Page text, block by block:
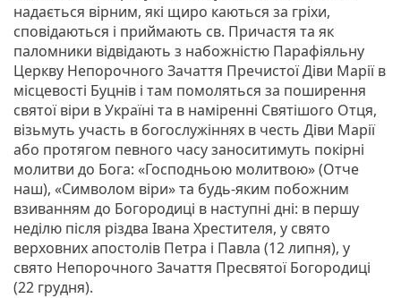
надається вірним, які щиро каються за гріхи,
сповідаються і приймають св. Причастя та як
паломники відвідають з набожністю Парафіяльну
Церкву Непорочного Зачаття Пречистої Діви Марії в
місцевості Буцнів і там помоляться за поширення
святої віри в Україні та в наміренні Святішого Отця,
візьмуть участь в богослужіннях в честь Діви Марії
або протягом певного часу заноситимуть покірні
молитви до Бога: «Господньою молитвою» (Отче
наш), «Символом віри» та будь-яким побожним
взиванням до Богородиці в наступні дні: в першу
неділю після різдва Івана Хрестителя, у свято
верховних апостолів Петра і Павла (12 липня), у
свято Непорочного Зачаття Пресвятої Богородиці
(22 грудня).